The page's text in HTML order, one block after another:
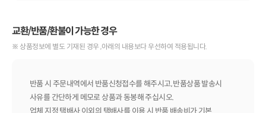
교환/반품/환불이 가능한 경우
※ 상품정보에 별도 기재된 경우 ,아래의 내용보다 우선하여 적용됩니다.
반품 시 주문내역에서 반품신청접수를 해주시고, 반품상품 발송시
사유를 간단하게 메모로 상품과 동봉해 주십시오.
업체 지정 택배사 이외의 택배사를 이용 시 반품 배송비가 기본